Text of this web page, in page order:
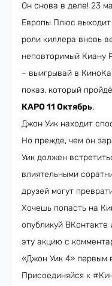
Он снова в деле! 23
Европы Плюс
роли киллера вновь
неповторимый Киану
– выигрывай в
показ, который
КАРО 11 Октябрь.
Джон Уик находит
Но прежде, чем он
Уик должен
влиятельными
друзей могут
Хочешь попасть на
опубликуй ВКонтакте
эту акцию с
«Джон Уик 4» первым
Присоединяйся к